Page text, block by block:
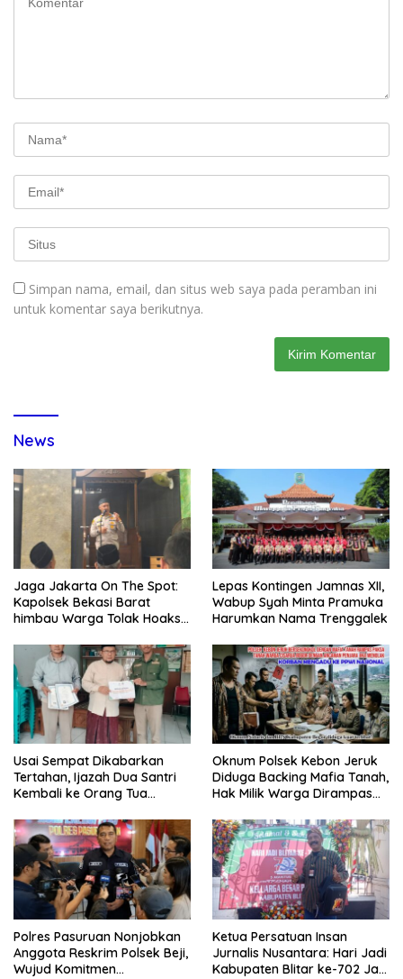
Simpan nama, email, dan situs web saya pada peramban ini
untuk komentar saya berikutnya.
News
Jaga Jakarta On The Spot:
Kapolsek Bekasi Barat
himbau Warga Tolak Hoaks
Sholat Jumat
Lepas Kontingen Jamnas XII,
Wabup Syah Minta Pramuka
Harumkan Nama Trenggalek
Usai Sempat Dikabarkan
Tertahan, Ijazah Dua Santri
Kembali ke Orang Tua
Oknum Polsek Kebon Jeruk
Diduga Backing Mafia Tanah,
Hak Milik Warga Dirampas
Polres Pasuruan Nonjobkan
Anggota Reskrim Polsek Beji,
Wujud Komitmen
Ketua Persatuan Insan
Jurnalis Nusantara: Hari Jadi
Kabupaten Blitar ke-702 Jadi